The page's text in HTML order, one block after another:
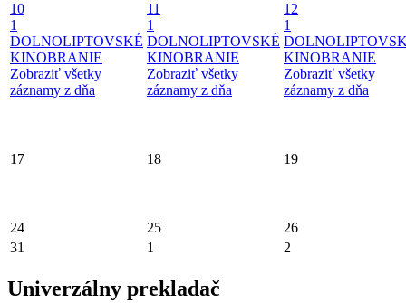
10
1
DOLNOLIPTOVSKÉ
KINOBRANIE
Zobraziť všetky
záznamy z dňa
11
1
DOLNOLIPTOVSKÉ
KINOBRANIE
Zobraziť všetky
záznamy z dňa
12
1
KINOBRANIE
Zobraziť všetky
záznamy z dňa
17 18 19
24 25
26
31
1 2
Univerzálny prekladač